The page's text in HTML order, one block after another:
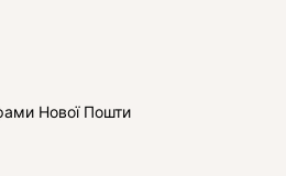
Нової Пошти